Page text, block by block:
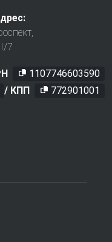
7
1107746603590
/ КПП 772901001